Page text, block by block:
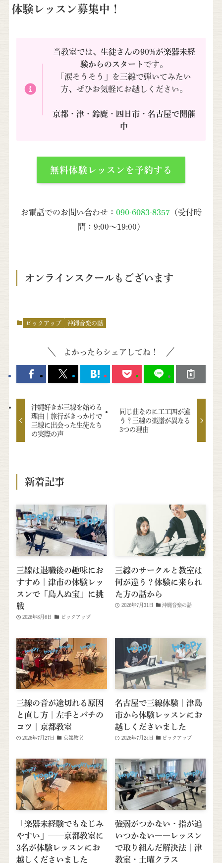
体験レッスン募集中！
当教室では、 生徒さんの90%が楽器未経
験からのスタート です。
「涙そうそう」を三線で弾いてみたい
方、ぜひお気軽にお越しください。
京都・津・鈴鹿・四日市・名古屋で開催
中
無料体験レッスンを予約する
お電話でのお問い合わせ： 090-6083-8357（受付時
間：9:00～19:00）
オンラインスクールもございます
ピックアップ 沖縄音楽の話
よかったらシェアしてね！
沖縄好きが三線を始める
理由｜旅行がきっかけで
三線に出会った生徒たち
の実際の声
同じ曲なのに工工四が違
う？三線の楽譜が異なる
3つの理由
新着記事
三線は退職後の趣味にお
すすめ｜津市の体験レッ
スンで「島人ぬ宝」に挑
戦
2026年8月6日 ピックアップ
三線のサークルと教室は
何が違う？体験に来られ
た方の話から
2026年7月31日 沖縄音楽の話
三線の音が途切れる原因
と直し方｜左手とバチの
コツ｜京都教室
2026年7月27日 京都教室
名古屋で三線体験｜津島
市から体験レッスンにお
越しくださいました
2026年7月24日 ピックアップ
「楽器未経験でもなじみ
やすい」──京都教室に
3名が体験レッスンにお
越しくださいました
強弱がつかない・指が追
いつかない――レッスン
で取り組んだ解決法｜津
教室・土曜クラス